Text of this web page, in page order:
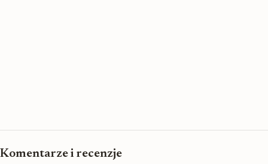
Komentarze i recenzje